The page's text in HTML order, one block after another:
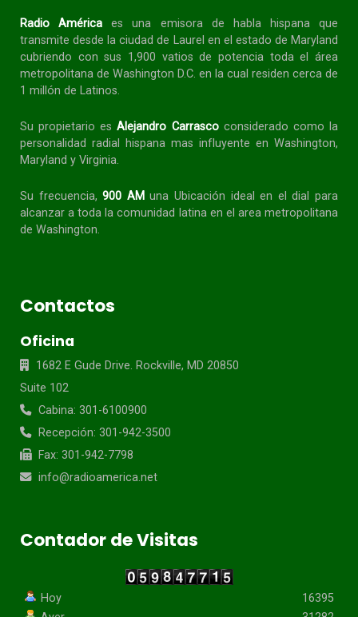
Radio América es una emisora de habla hispanaque
transmite desde la ciudad de Laurel en el estado de Maryland
cubriendo con sus 1,900 vatios de potencia toda el área
metropolitana de Washington D.C. en la cual residen cerca de
1 millón de Latinos.
Su propietario esAlejandro Carrascoconsiderado como la
personalidad radial
hispana mas influyente en Washington,
Maryland y Virginia.
Su frecuencia, 900 AM una Ubicación ideal en el dial para
alcanzar a toda lacomunidad latina en el area metropolitana
de Washington.
Contactos
Oficina
1682 E Gude Drive. Rockville, MD 20850
Suite 102
Cabina: 301-6100900
Recepción: 301-942-3500
Fax: 301-942-7798
info@radioamerica.net
Contador de Visitas
Hoy
16395